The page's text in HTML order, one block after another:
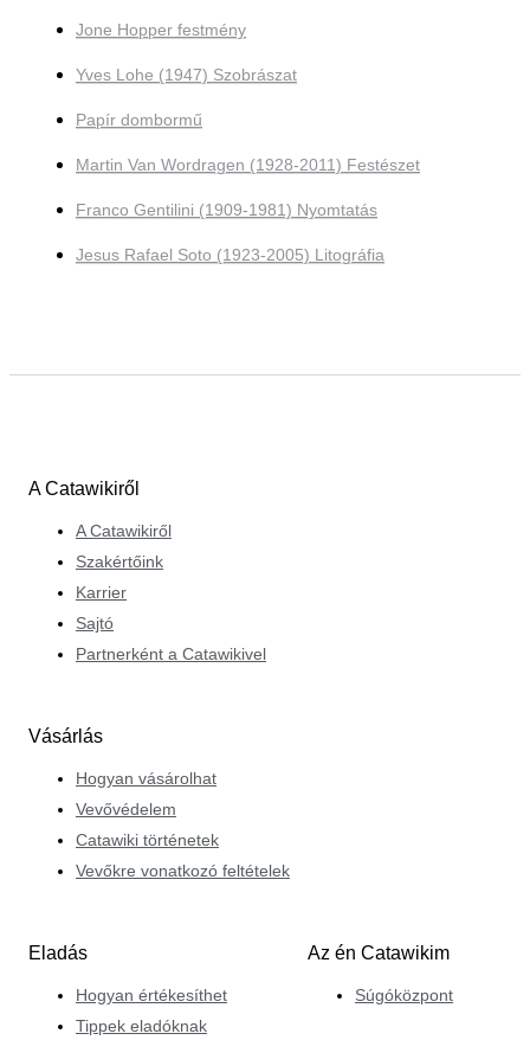
Jone Hopper festmény
Yves Lohe (1947) Szobrászat
Papír dombormű
Martin Van Wordragen (1928-2011) Festészet
Franco Gentilini (1909-1981) Nyomtatás
Jesus Rafael Soto (1923-2005) Litográfia
A Catawikiről
A Catawikiről
Szakértőink
Karrier
Sajtó
Partnerként a Catawikivel
Vásárlás
Hogyan vásárolhat
Vevővédelem
Catawiki történetek
Vevőkre vonatkozó feltételek
Eladás
Hogyan értékesíthet
Tippek eladóknak
Az én Catawikim
Súgóközpont